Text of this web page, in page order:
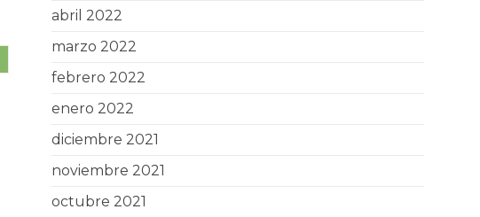
abril 2022
marzo 2022
febrero 2022
enero 2022
diciembre 2021
noviembre 2021
octubre 2021